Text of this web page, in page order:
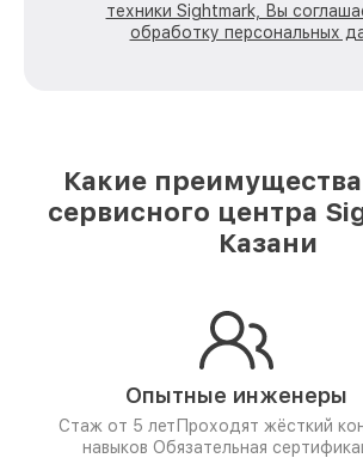
техники Sightmark, Вы
обработку персональных
Какие
сервисного центра
Казани
Опытные инженеры
Стаж от 5 лет Проходят жёсткий
навыков Обязательная